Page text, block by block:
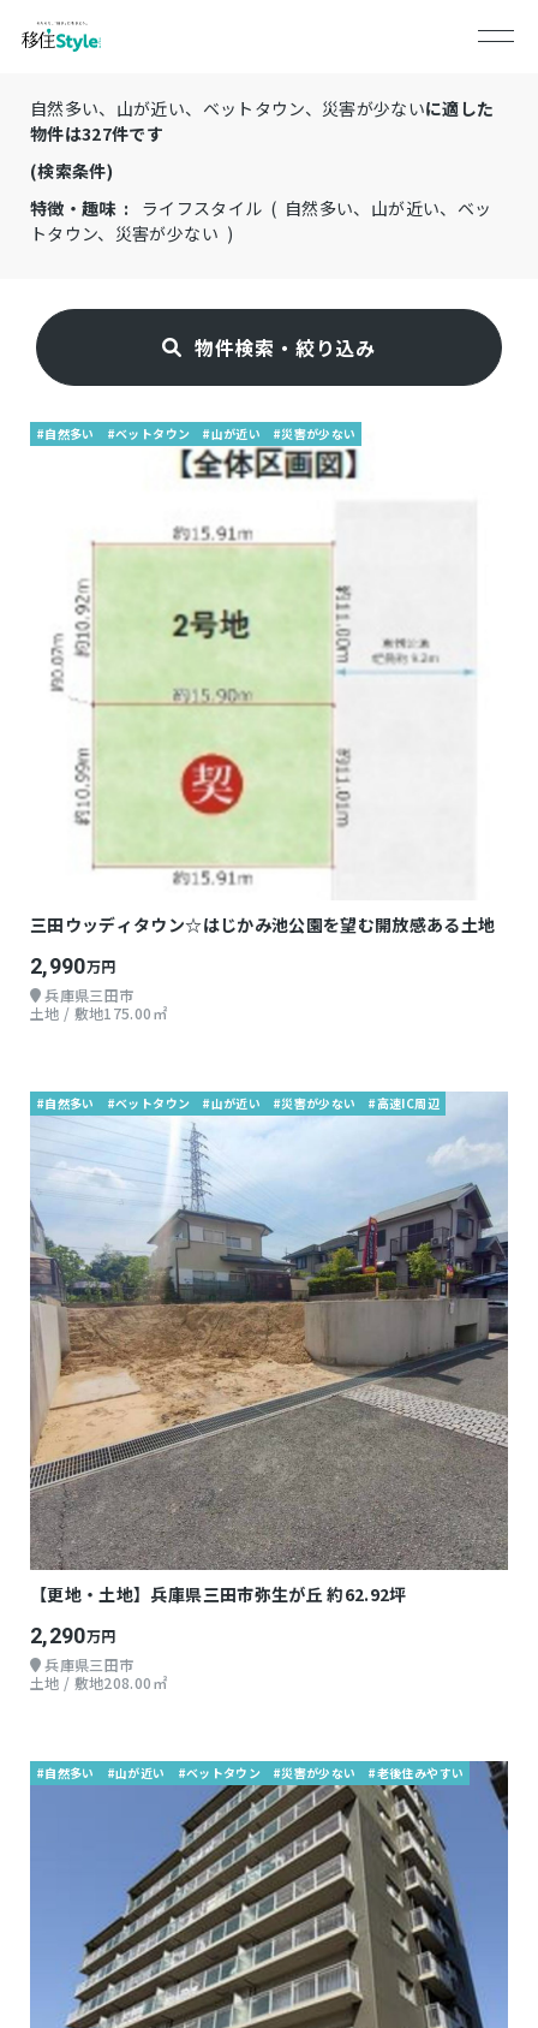
自然多い、山が近い、ベットタウン、災害が少ないに適した
物件は327件です
(検索条件)
特徴・趣味 : ライフスタイル ( 自然多い、山が近い、ベッ
トタウン、災害が少ない )
物件検索・絞り込み
#自然多い #ベットタウン #山が近い #災害が少ない
三田ウッディタウン☆はじかみ池公園を望む開放感ある土地
2,990万円
兵庫県三田市
土地 / 敷地175.00㎡
#自然多い #ベットタウン #山が近い #災害が少ない #高速IC周辺
【更地・土地】兵庫県三田市弥生が丘 約62.92坪
2,290万円
兵庫県三田市
土地 / 敷地208.00㎡
#自然多い #山が近い #ベットタウン #災害が少ない #老後住みやすい